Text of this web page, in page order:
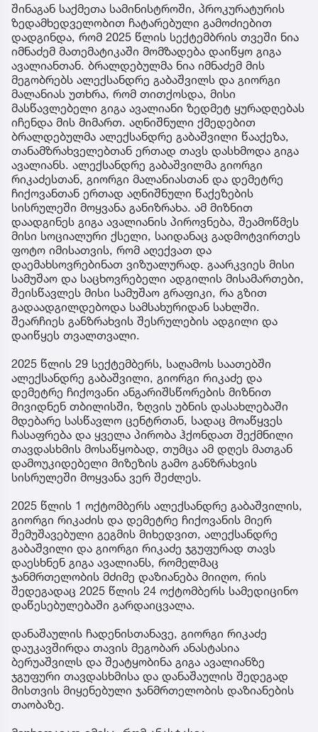
შინაგან საქმეთა სამინისტროში, პროკურატურის
ზედამხედველობით ჩატარებული გამოძიებით
დადგინდა, რომ 2025 წლის სექტემბრის თვეში ნია
იმნაძემ მათემატიკაში მომზადება დაიწყო გიგა
ავალიანთან. ბრალდებულმა ნია იმნაძემ მის
მეგობრებს ალექსანდრე გაბაშვილს და გიორგი
მალანიას უთხრა, რომ თითქოსდა, მისი
მასწავლებელი გიგა ავალიანი ზედმეტ ყურადღებას
იჩენდა მის მიმართ. აღნიშნული ქმედებით
ბრალდებულმა ალექსანდრე გაბაშვილი წააქეზა,
თანამზრახველებთან ერთად თავს დასხმოდა გიგა
ავალიანს. ალექსანდრე გაბაშვილმა გიორგი
რიკაძესთან, გიორგი მალანიასთან და დემეტრე
ჩიქოვანთან ერთად აღნიშნული წაქეზების
სისრულეში მოყვანა განიზრახა. ამ მიზნით
დაადგინეს გიგა ავალიანის პიროვნება, შეამოწმეს
მისი სოციალური ქსელი, საიდანაც გადმოტვირთეს
ფოტო იმისათვის, რომ აღექვათ და
დაემახსოვრებინათ ვიზუალურად. გაარკვიეს მისი
სამუშაო და საცხოვრებელი ადგილის მისამართები,
შეისწავლეს მისი სამუშაო გრაფიკი, რა გზით
გადაადგილდებოდა სამსახურიდან სახლში.
შეარჩიეს განზრახვის შესრულების ადგილი და
დაიწყეს თვალთვალი.
2025 წლის 29 სექტემბერს, საღამოს საათებში
ალექსანდრე გაბაშვილი, გიორგი რიკაძე და
დემეტრე ჩიქოვანი ანგარიშსწორების მიზნით
მივიდნენ თბილისში, ზღვის უბნის დასახლებაში
მდებარე სასწავლო ცენტრთან, სადაც მოაწყვეს
ჩასაფრება და ყველა პირობა ჰქონდათ შექმნილი
თავდასხმის მოსაწყობად, თუმცა ამ დღეს მათგან
დამოუკიდებელი მიზეზის გამო განზრახვის
სისრულეში მოყვანა ვერ შეძლეს.
2025 წლის 1 ოქტომბერს ალექსანდრე გაბაშვილის,
გიორგი რიკაძის და დემეტრე ჩიქოვანის მიერ
შემუშავებული გეგმის მიხედვით, ალექსანდრე
გაბაშვილი და გიორგი რიკაძე ჯგუფურად თავს
დაესხნენ გიგა ავალიანს, რომელმაც
ჯანმრთელობის მძიმე დაზიანება მიიღო, რის
შედეგადაც 2025 წლის 24 ოქტომბერს სამედიცინო
დაწესებულებაში გარდაიცვალა.
დანაშაულის ჩადენისთანავე, გიორგი რიკაძე
დაუკავშირდა თავის მეგობარ ანასტასია
ბერუაშვილს და შეატყობინა გიგა ავალიანზე
ჯგუფური თავდასხმისა და დანაშაულის შედეგად
მისთვის მიყენებული ჯანმრთელობის დაზიანების
თაობაზე.